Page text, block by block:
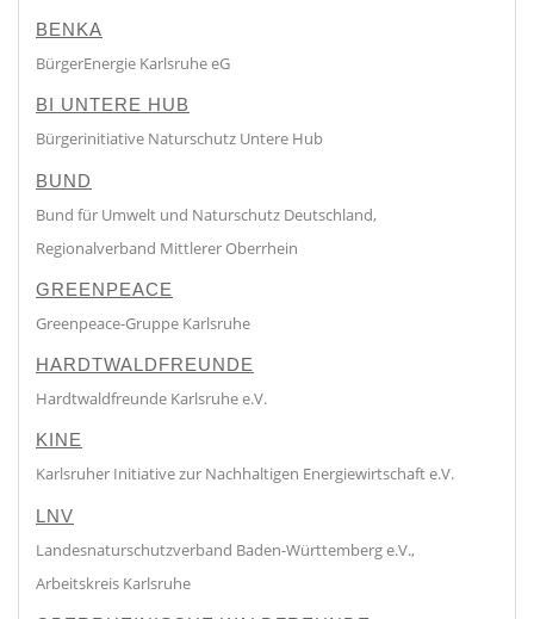
BENKA
BürgerEnergie Karlsruhe eG
BI UNTERE HUB
Bürgerinitiative Naturschutz Untere Hub
BUND
Bund für Umwelt und Naturschutz Deutschland,
Regionalverband Mittlerer Oberrhein
GREENPEACE
Greenpeace-Gruppe Karlsruhe
HARDTWALDFREUNDE
Hardtwaldfreunde Karlsruhe e.V.
KINE
Karlsruher Initiative zur Nachhaltigen Energiewirtschaft e.V.
LNV
Landesnaturschutzverband Baden-Württemberg e.V.,
Arbeitskreis Karlsruhe